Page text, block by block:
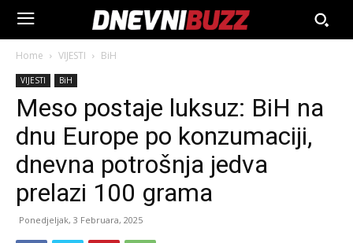
Home VIJESTI BiH
VIJESTI BiH
Meso postaje luksuz: BiH na
dnu Europe po konzumaciji,
dnevna potrošnja jedva
prelazi 100 grama
Ponedjeljak, 3 Februara, 2025